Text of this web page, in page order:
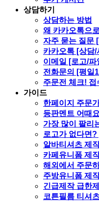
상담하기
상담하는 방법
왜 카카오톡으
자주 묻는 질문
카카오톡 [상담/
이메일 [로고/파
전화문의 [평일
주문전 체크!
가이드
한페이지 주문
등판멘트 어때
가장 많이 팔리
로고가 없다면
알바티셔츠 제
카페유니폼 제
해외에서 주문하
주방유니폼 제
긴급제작 급한
코튼필름 티셔